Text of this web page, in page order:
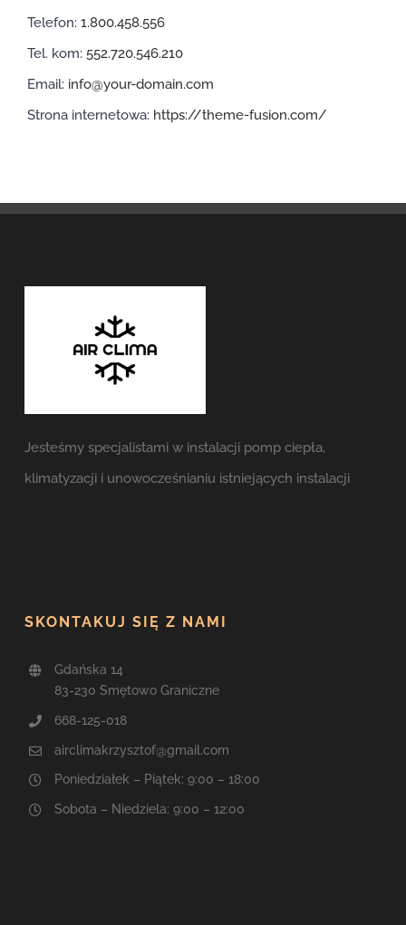
Telefon: 1.800.458.556
Tel. kom: 552.720.546.210
Email: info@your-domain.com
Strona internetowa: https://theme-fusion.com/
Jesteśmy specjalistami w instalacji pomp ciepła,
klimatyzacji i unowocześnianiu istniejących instalacji
SKONTAKUJ SIĘ Z NAMI
Gdańska 14
83-230 Smętowo Graniczne
668-125-018
airclimakrzysztof@gmail.com
Poniedziałek – Piątek: 9:00 – 18:00
Sobota – Niedziela: 9:00 – 12:00